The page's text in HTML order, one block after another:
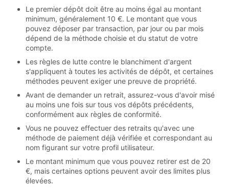
Le premier dépôt doit être au moins égal au montant
minimum, généralement 10 €. Le montant que vous
pouvez déposer par transaction, par jour ou par mois
dépend de la méthode choisie et du statut de votre
compte.
Les règles de lutte contre le blanchiment d'argent
s'appliquent à toutes les activités de dépôt, et certaines
méthodes peuvent exiger une preuve de propriété.
Avant de demander un retrait, assurez-vous d'avoir misé
au moins une fois sur tous vos dépôts précédents,
conformément aux règles de conformité.
Vous ne pouvez effectuer des retraits qu'avec une
méthode de paiement déjà vérifiée et correspondant au
nom figurant sur votre profil utilisateur.
Le montant minimum que vous pouvez retirer est de 20
€, mais certaines options peuvent avoir des limites plus
élevées.